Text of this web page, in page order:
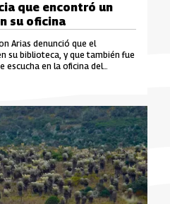
Arias denunció que el
su biblioteca, y que también fue
escucha en la oficina del
que encontró un
su oficina